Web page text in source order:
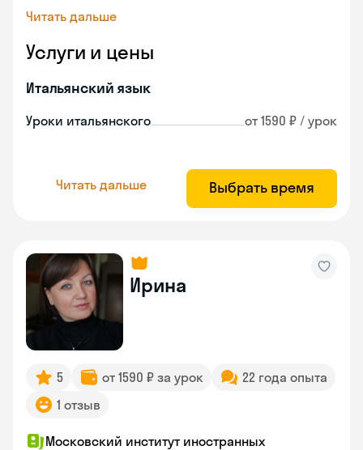
Читать дальше
Услуги и цены
Итальянский язык
Уроки итальянского от 1590 ₽ / урок
Читать дальше Выбрать время
Ирина
5 от 1590 ₽ за урок
22 года опыта
1 отзыв
Московский институт иностранных